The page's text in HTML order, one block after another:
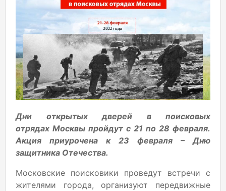
Дни открытых дверей в поисковых
отрядах Москвы пройдут с 21 по 28 февраля.
Акция приурочена к 23 февраля – Дню
защитника Отечества.
Московские поисковики проведут встречи с
жителями города, организуют передвижные